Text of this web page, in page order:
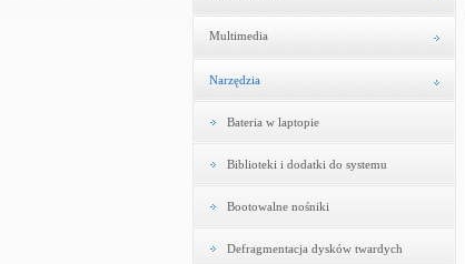
Multimedia
Narzędzia
Bateria w laptopie
Biblioteki i dodatki do systemu
Bootowalne nośniki
Defragmentacja dysków twardych